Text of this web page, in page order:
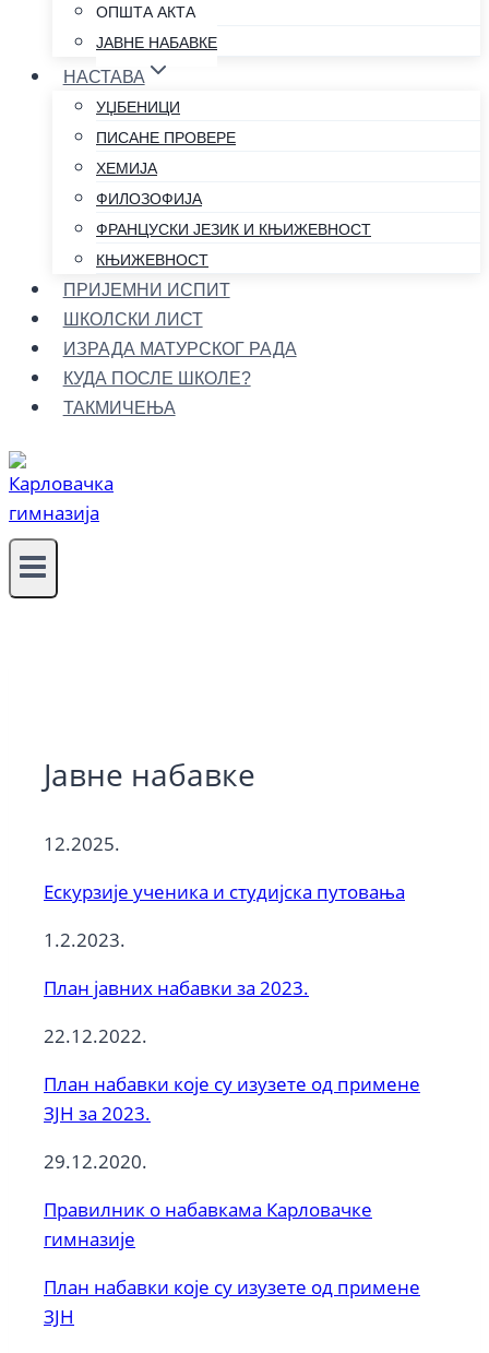
ОПШТА АКТА
ЈАВНЕ НАБАВКЕ
НАСТАВА
УЏБЕНИЦИ
ПИСАНЕ ПРОВЕРЕ
ХЕМИЈА
ФИЛОЗОФИЈА
ФРАНЦУСКИ ЈЕЗИК И КЊИЖЕВНОСТ
КЊИЖЕВНОСТ
ПРИЈЕМНИ ИСПИТ
ШКОЛСКИ ЛИСТ
ИЗРАДА МАТУРСКОГ РАДА
КУДА ПОСЛЕ ШКОЛЕ?
ТАКМИЧЕЊА
Јавне набавке
12.2025.
Ескурзије ученика и студијска путовања
1.2.2023.
План јавних набавки за 2023.
22.12.2022.
План набавки које су изузете од примене
ЗЈН за 2023.
29.12.2020.
Правилник о набавкама Карловачке
гимназије
План набавки које су изузете од примене
ЗЈН